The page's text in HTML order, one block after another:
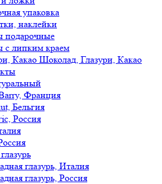
упаковка
наклейки
подарочные
с липким краем
Шоколад, Глазури, Какао
Франция
Бельгия
Россия
глазурь, Италия
глазурь, Россия